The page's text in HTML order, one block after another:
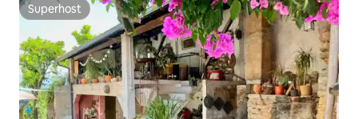
Superhost
Superhost